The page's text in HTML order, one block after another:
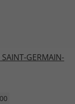
SAINT-GERMAIN-